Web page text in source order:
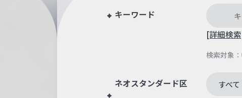
キーワード
[詳細検
検索対象：
ネオスタンダード区
すべて